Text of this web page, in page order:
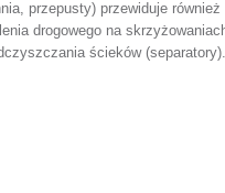
przepusty) przewiduje
drogowego na
ścieków (separatory).